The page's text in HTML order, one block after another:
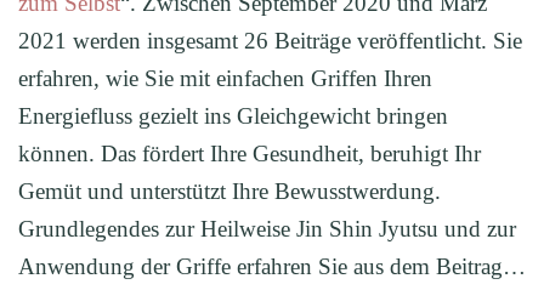
2021 werden insgesamt 26 Beiträge veröffentlicht. Sie
erfahren, wie Sie mit einfachen Griffen Ihren
Energiefluss gezielt ins Gleichgewicht bringen
können. Das fördert Ihre Gesundheit, beruhigt Ihr
Gemüt und unterstützt Ihre Bewusstwerdung.
Grundlegendes zur Heilweise Jin Shin Jyutsu und zur
Anwendung der Griffe erfahren Sie aus dem Beitrag…